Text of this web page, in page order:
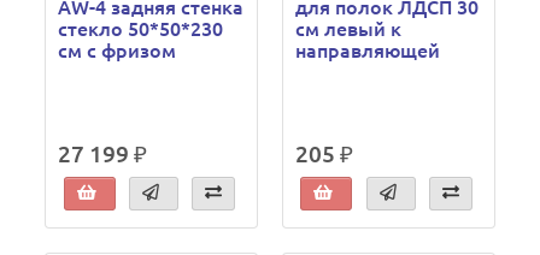
AW-4 задняя стенка
стекло 50*50*230
см с фризом
27 199 ₽
для полок ЛДСП 30
см левый к
направляющей
205 ₽